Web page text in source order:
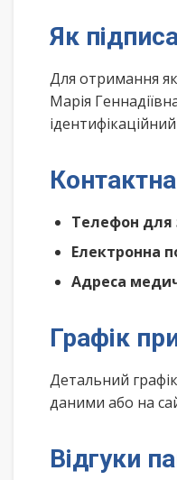
Як
Для отримання
Марія
Телефон для
Електронна
Адреса
Графік
Детальний
даними або на
Відгуки